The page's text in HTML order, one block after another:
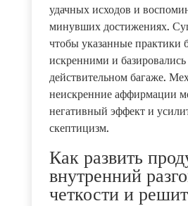
удачных исходов и
минувших достижениях.
чтобы указанные практики
искренними и базировались
действительном багаже.
неискренние аффирмации
негативный эффект и
скептицизм.
Как развить
внутренний
четкости и